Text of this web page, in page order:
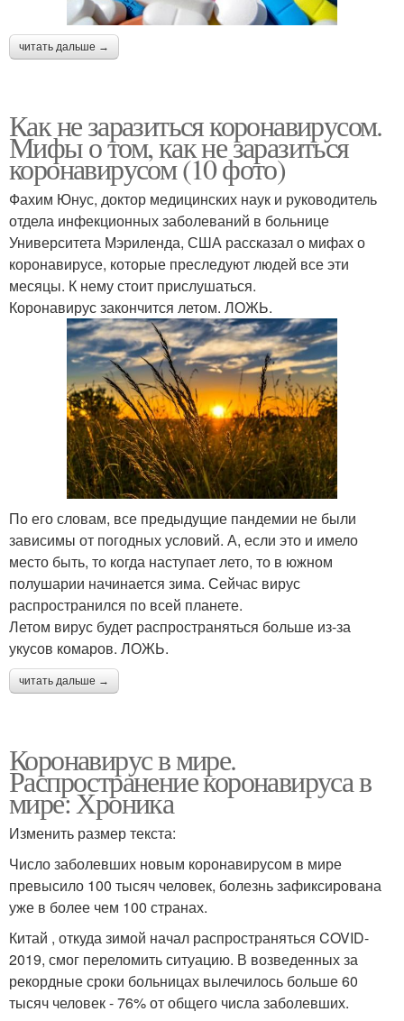
читать дальше →
Как не заразиться коронавирусом.
Мифы о том, как не заразиться
коронавирусом (10 фото)
Фахим Юнус, доктор медицинских наук и руководитель
отдела инфекционных заболеваний в больнице
Университета Мэриленда, США рассказал о мифах о
коронавирусе, которые преследуют людей все эти
месяцы. К нему стоит прислушаться.
Коронавирус закончится летом. ЛОЖЬ.
По его словам, все предыдущие пандемии не были
зависимы от погодных условий. А, если это и имело
место быть, то когда наступает лето, то в южном
полушарии начинается зима. Сейчас вирус
распространился по всей планете.
Летом вирус будет распространяться больше из-за
укусов комаров. ЛОЖЬ.
читать дальше →
Коронавирус в мире.
Распространение коронавируса в
мире: Хроника
Изменить размер текста:
Число заболевших новым коронавирусом в мире
превысило 100 тысяч человек, болезнь зафиксирована
уже в более чем 100 странах.
Китай , откуда зимой начал распространяться COVID-
2019, смог переломить ситуацию. В возведенных за
рекордные сроки больницах вылечилось больше 60
тысяч человек - 76% от общего числа заболевших.